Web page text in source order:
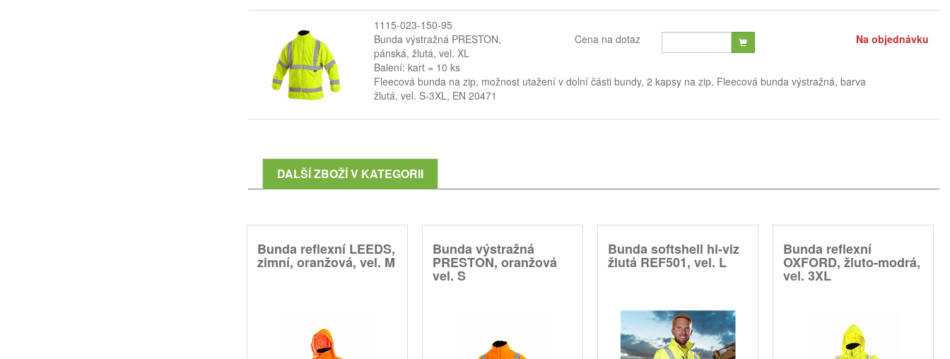
1115-023-150-95
Bunda výstražná PRESTON,
pánská, žlutá, vel. XL
Balení: kart = 10 ks
Cena na dotaz Na objednávku
Fleecová bunda na zip, možnost utažení v dolní části bundy, 2 kapsy na zip. Fleecová bunda výstražná, barva
žlutá, vel. S-3XL, EN 20471
DALŠÍ ZBOŽÍ V KATEGORII
Bunda reflexní LEEDS,
zimní, oranžová, vel. M
Bunda výstražná
PRESTON, oranžová
vel. S
Bunda softshell hi-viz
žlutá REF501, vel. L
Bunda reflexní
OXFORD, žluto-modrá,
vel. 3XL